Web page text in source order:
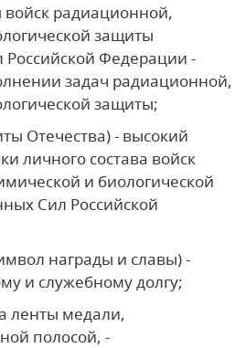
радиационной,
защиты
Федерации -
задач радиационной,
защиты;
Отечества) - высокий
личного состава войск
и биологической
Сил Российской
награды и славы) -
и служебному долгу;
ленты медали,
полосой, -